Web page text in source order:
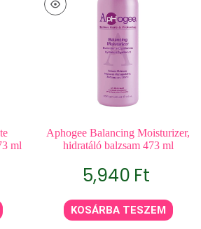
ml
Aphogee Balancing Moisturizer,
hidratáló balzsam 473 ml
5,940 Ft
KOSÁRBA TESZEM